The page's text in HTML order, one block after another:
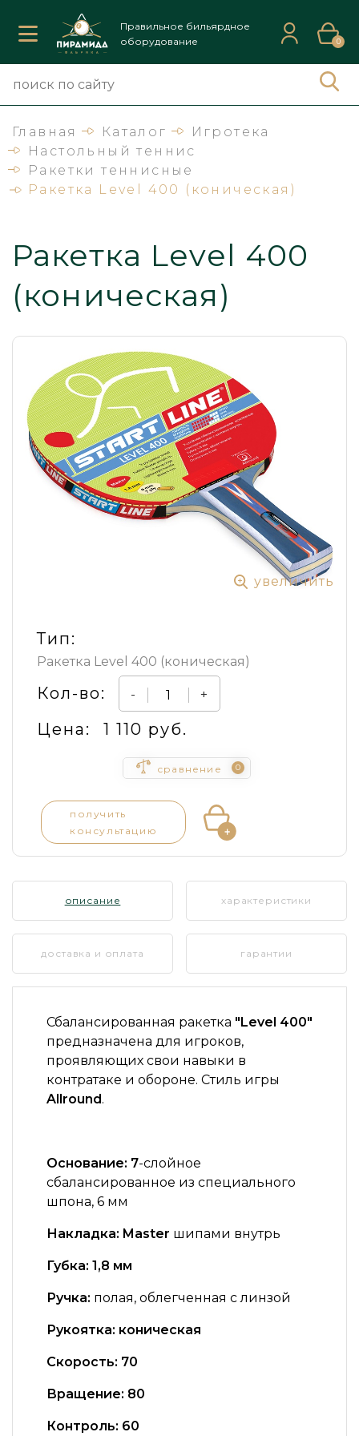
Правильное бильярдное
оборудование
0
Главная Каталог
Игротека
Настольный теннис
Ракетки теннисные
Ракетка Level 400 (коническая)
Ракетка Level 400
(коническая)
увеличить
Тип:
Ракетка Level 400 (коническая)
Кол-во: - +
Цена: 1 110 руб.
сравнение 0
получить
консультацию
описание характеристики
доставка и оплата гарантии
Сбалансированная ракетка "Level 400"
предназначена для игроков,
проявляющих свои навыки в
контратаке и обороне. Стиль игры
Allround .
Основание: 7-слойное
сбалансированное из специального
шпона, 6 мм
Накладка: Master шипами внутрь
Губка: 1,8 мм
Ручка: полая, облегченная с линзой
Рукоятка: коническая
Скорость: 70
Вращение: 80
Контроль: 60